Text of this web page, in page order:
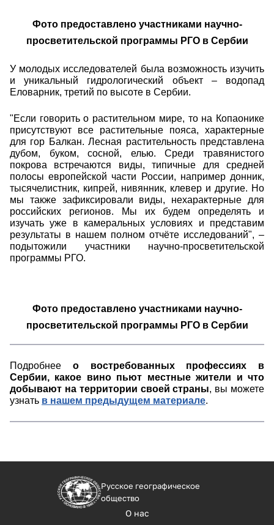
Фото предоставлено участниками научно-
просветительской программы РГО в Сербии
У молодых исследователей была возможность изучить
и уникальный гидрологический объект – водопад
Еловарник, третий по высоте в Сербии.
"Если говорить о растительном мире, то на Копаонике
присутствуют все растительные пояса, характерные
для гор Балкан. Лесная растительность представлена
дубом, буком, сосной, елью. Среди травянистого
покрова встречаются виды, типичные для средней
полосы европейской части России, например донник,
тысячелистник, кипрей, нивянник, клевер и другие. Но
мы также зафиксировали виды, нехарактерные для
российских регионов. Мы их будем определять и
изучать уже в камеральных условиях и представим
результаты в нашем полном отчёте исследований", –
подытожили участники научно-просветительской
программы РГО.
Фото предоставлено участниками научно-
просветительской программы РГО в Сербии
Подробнее о востребованных профессиях в
Сербии, какое вино пьют местные жители и что
добывают на территории своей страны, вы можете
узнать в нашем предыдущем материале.
Русское географическое
общество
О нас